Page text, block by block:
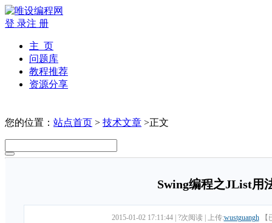
登 录注 册
主 页
问题库
教程推荐
资源分享
您的位置： 站点首页 > 技术文章 >正文
Swing编程之JList用
2015-01-02 17:11:44 ?次阅读 上传:wustguangh